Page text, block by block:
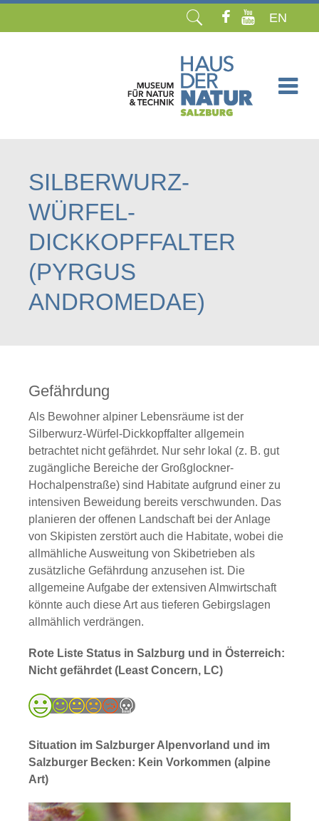
EN
SILBERWURZ-
WÜRFEL-
DICKKOPFFALTER
(PYRGUS
ANDROMEDAE)
Gefährdung
Als Bewohner alpiner Lebensräume ist der
Silberwurz-Würfel-Dickkopffalter allgemein
betrachtet nicht gefährdet. Nur sehr lokal (z. B. gut
zugängliche Bereiche der Großglockner-
Hochalpenstraße) sind Habitate aufgrund einer zu
intensiven Beweidung bereits verschwunden. Das
planieren der offenen Landschaft bei der Anlage
von Skipisten zerstört auch die Habitate, wobei die
allmähliche Ausweitung von Skibetrieben als
zusätzliche Gefährdung anzusehen ist. Die
allgemeine Aufgabe der extensiven Almwirtschaft
könnte auch diese Art aus tieferen Gebirgslagen
allmählich verdrängen.
Rote Liste Status in Salzburg und in Österreich:
Nicht gefährdet (Least Concern, LC)
Situation im Salzburger Alpenvorland und im
Salzburger Becken: Kein Vorkommen (alpine
Art)